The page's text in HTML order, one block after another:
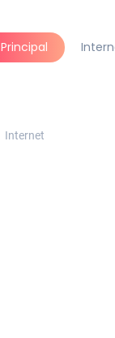
Principal
Internet